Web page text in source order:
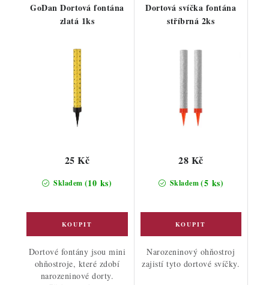
GoDan Dortová fontána
zlatá 1ks
Skladem (10 ks)
25 Kč
Dortové fontány jsou mini
ohňostroje, které zdobí
narozeninové dorty.
Dortová svíčka fontána
stříbrná 2ks
Skladem(5 ks)
28 Kč
Narozeninový ohňostroj
zajistí tyto dortové svíčky.